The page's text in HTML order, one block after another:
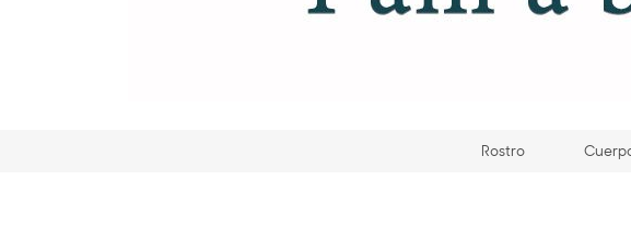
Rostro